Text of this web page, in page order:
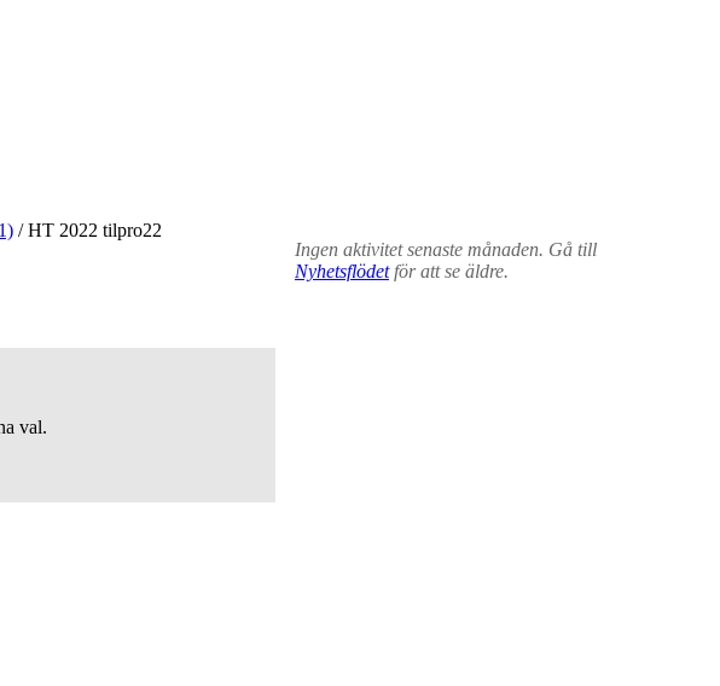
/HT 2022 tilpro22
val.
Ingen aktivitet senaste månaden. Gå till
Nyhetsflödetför att se äldre.